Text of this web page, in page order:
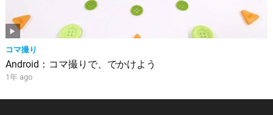
コマ撮り
Android：コマ撮りで、でかけよう
1年 ago